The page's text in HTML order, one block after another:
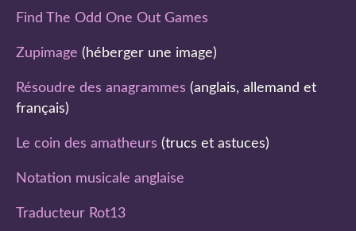
Find The Odd One Out Games
Zupimage (héberger une image)
Résoudre des anagrammes (anglais, allemand et
français)
Le coin des amatheurs (trucs et astuces)
Notation musicale anglaise
Traducteur Rot13